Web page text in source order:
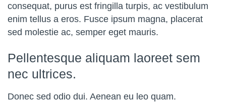
consequat, purus est fringilla turpis, ac vestibulum
enim tellus a eros. Fusce ipsum magna, placerat
sed molestie ac, semper eget mauris.
Pellentesque aliquam laoreet sem
nec ultrices.
Donec sed odio dui. Aenean eu leo quam.